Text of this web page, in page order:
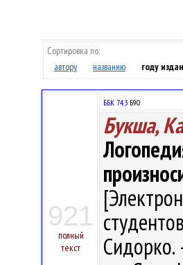
Сортировка по:
автору
названию году
921
полный
текст
ББК 74.3 Б90
Букша,
Сидорко.